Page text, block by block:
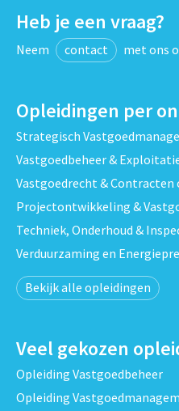
Heb je een vraag?
Neem contact met ons
Opleidingen per
Strategisch
Vastgoedbeheer &
Vastgoedrecht & Contracten
Projectontwikkeling &
Techniek, Onderhoud &
Verduurzaming en
Bekijk alle opleidingen
Veel gekozen
Opleiding Vastgoedbeheer
Opleiding